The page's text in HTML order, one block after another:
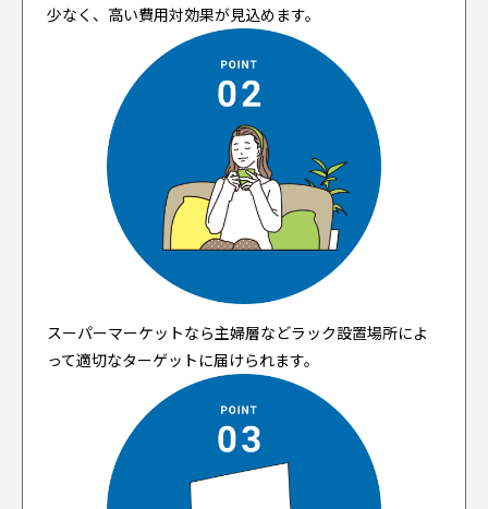
少なく、高い費用対効果が見込めます。
スーパーマーケットなら主婦層などラック設置場所によ
って適切なターゲットに届けられます。